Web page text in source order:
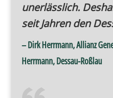
unerlässlich.
seit Jahren den
– Dirk Herrmann, Allianz
Herrmann, Dessau-Roßlau